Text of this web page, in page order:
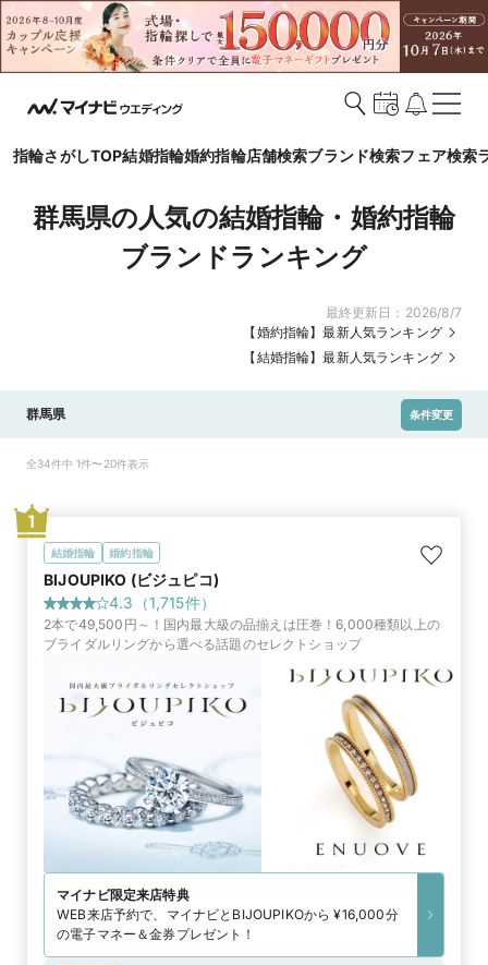
指輪さがしTOP結婚指輪婚約指輪店舗検索ブランド検索フェア検索
群馬県の人気の結婚指輪・婚約指輪
ブランドランキング
最終更新日： 2026/8/7
【婚約指輪】最新人気ランキング
【結婚指輪】最新人気ランキング
群馬県 条件変更
全34件中 1件〜20件表示
結婚指輪 婚約指輪
BIJOUPIKO (ビジュピコ)
4.3 （1,715件）
2本で49,500円～！国内最大級の品揃えは圧巻！6,000種類以上の
ブライダルリングから選べる話題のセレクトショップ
マイナビ限定来店特典
WEB来店予約で、マイナビとBIJOUPIKOから ¥16,000分
の電子マネー＆金券プレゼント！
1